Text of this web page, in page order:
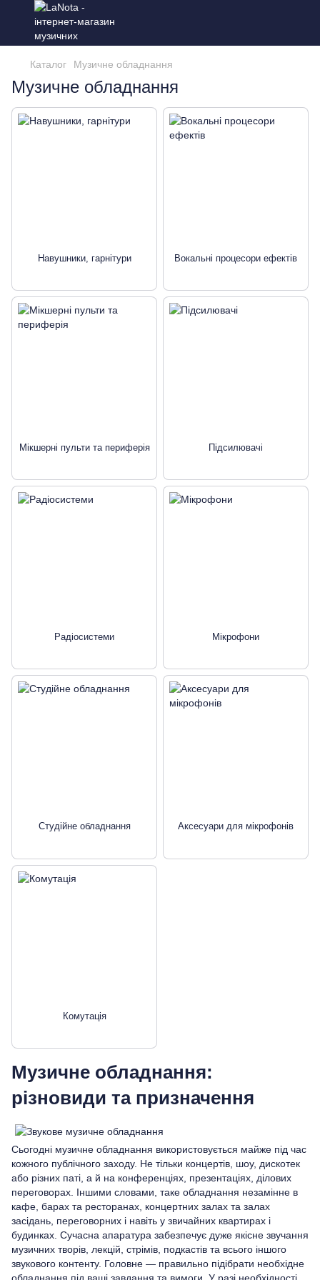
Каталог Музичне обладнання
Музичне обладнання
Музичне обладнання:
різновиди та призначення
Сьогодні музичне обладнання використовується майже під час
кожного публічного заходу. Не тільки концертів, шоу, дискотек
або різних паті, а й на конференціях, презентаціях, ділових
переговорах. Іншими словами, таке обладнання незамінне в
кафе, барах та ресторанах, концертних залах та залах
засідань, переговорних і навіть у звичайних квартирах і
будинках. Сучасна апаратура забезпечує дуже якісне звучання
музичних творів, лекцій, стрімів, подкастів та всього іншого
звукового контенту. Головне — правильно підібрати необхідне
обладнання під ваші завдання та вимоги. У разі необхідності,
Навушники, гарнітури Вокальні процесори ефектів
Мікшерні пульти та периферія Підсилювачі
Радіосистеми Мікрофони
Студійне обладнання Аксeсуари для мікрофонів
Комутація